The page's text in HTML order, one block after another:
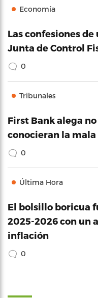
Economía
Las confesiones
Junta de Control
0
Tribunales
First Bank alega
conocieran la
0
Última Hora
El bolsillo boricua
2025-2026 con un
inflación
0